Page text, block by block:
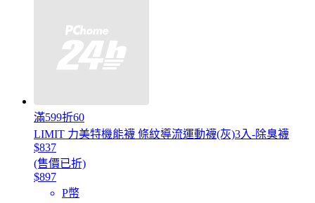
滿599折60
LIMIT 力美特機能襪 條紋導流運動襪(灰)3入-除臭襪
$837
(售價已折)
$897
P幣